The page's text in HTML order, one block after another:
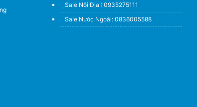
Sale Nội Địa : 0935275111
Sale Nước Ngoài: 0836005588